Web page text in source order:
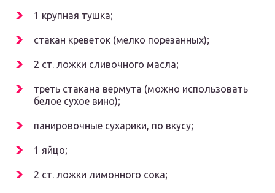
1 крупная тушка;
стакан креветок (мелко порезанных);
2 ст. ложки сливочного масла;
треть стакана вермута (можно использовать
белое сухое вино);
панировочные сухарики, по вкусу;
1 яйцо;
2 ст. ложки лимонного сока;